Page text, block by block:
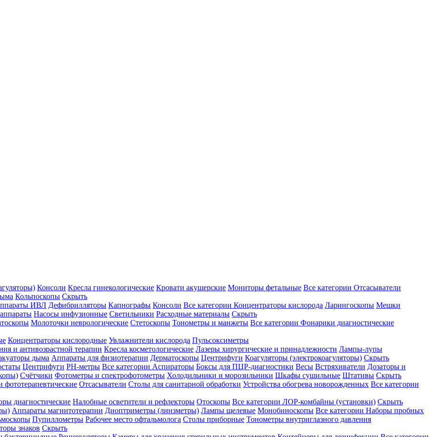
Консоли Кресла гинекологические Кровати акушерские Мониторы фетальные Все категории Отсасыватели
Кольпоскопы Скрыть
ИВЛ Дефибрилляторы Капнографы Консоли Все категории Концентраторы кислорода Ларингоскопы Мешки
Насосы инфузионные Светильники Расходные материалы Скрыть
Молоточки неврологические Стетоскопы Тонометры и манжеты Все категории Фонарики диагностические
Концентраторы кислородные Увлажнители кислорода Пульсоксиметры
и антивозрастной терапии Кресла косметологические Лазеры хирургические и принадлежности Лампы-лупы
дыма Аппараты для физиотерапии Дерматоскопы Центрифуги Коагуляторы (электрокоагуляторы) Скрыть
Центрифуги PH-метры Все категории Аспираторы Боксы для ПЦР-диагностики Весы Встряхиватели Дозаторы и
Счётчики Фотометры и спектрофотометры Холодильники и морозильники Шкафы сушильные Штативы Скрыть
фототерапевтические Отсасыватели Столы для санитарной обработки Устройства обогрева новорожденных Все категории
диагностические Налобные осветители и рефлекторы Отоскопы Все категории ЛОР-комбайны (установки) Скрыть
Аппараты магнитотерапии Диоптриметры (линзметры) Лампы щелевые Монобиноскопы Все категории Наборы пробных
Пупиллометры Рабочее место офтальмолога Столы приборные Тонометры внутриглазного давления
знаков Скрыть